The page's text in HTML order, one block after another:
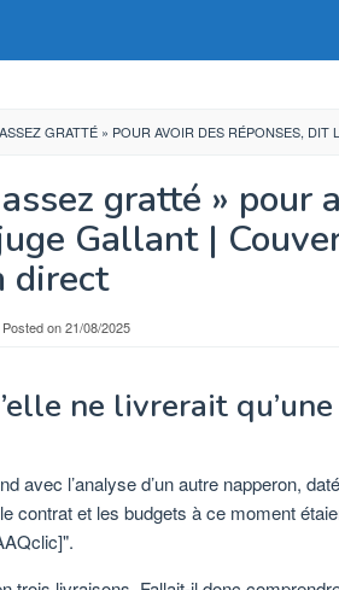
GRATTÉ » POUR AVOIR DES RÉPONSES,
gratté » pour
Gallant |
direct
Posted on21/08/2025
ne livrerait qu’une
avec l’analyse d’un autre napperon,
contrat et les budgets à ce moment
.